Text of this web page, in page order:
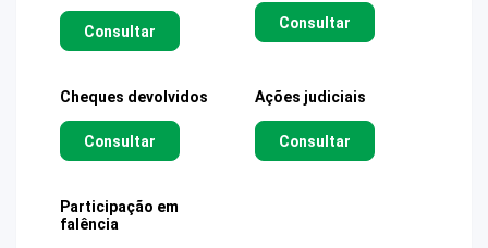
Consultar Consultar
Cheques devolvidos
Consultar
Ações judiciais
Consultar
Participação em
falência